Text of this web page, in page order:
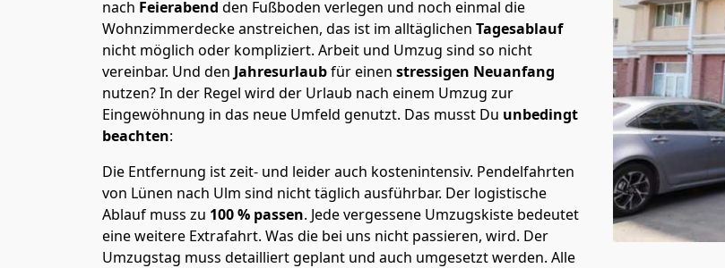
nach Feierabend den Fußboden verlegen und noch einmal die
Wohnzimmerdecke anstreichen, das ist im alltäglichen Tagesablauf
nicht möglich oder kompliziert. Arbeit und Umzug sind so nicht
vereinbar. Und den Jahresurlaubfür einen stressigen Neuanfang
nutzen? In der Regel wird der Urlaub nach einem Umzug zur
Eingewöhnung in das neue Umfeld genutzt. Das musst Du unbedingt
beachten:
Die Entfernung ist zeit- und leider auch kostenintensiv. Pendelfahrten
von Lünen nach Ulm sind nicht täglich ausführbar. Der logistische
Ablauf muss zu 100 % passen. Jede vergessene Umzugskiste bedeutet
eine weitere Extrafahrt. Was die bei uns nicht passieren, wird. Der
Umzugstag muss detailliert geplant und auch umgesetzt werden. Alle